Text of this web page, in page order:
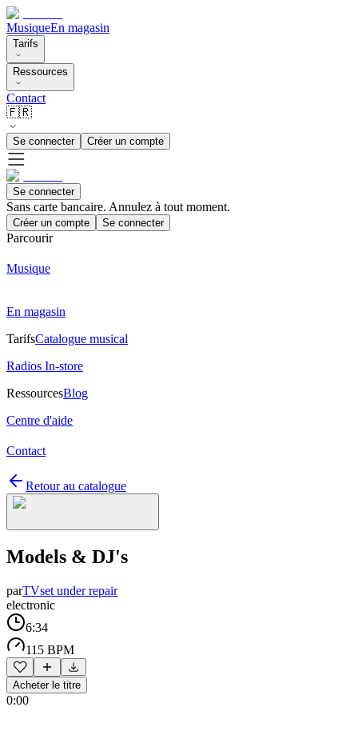
MusiqueEn magasin
Tarifs
Ressources
Contact
🇫🇷
Se connecter Créer un compte
Se connecter
Sans carte bancaire. Annulez à tout moment.
Créer un compte Se connecter
Parcourir
Musique
En magasin
TarifsCatalogue musical
Radios In-store
RessourcesBlog
Centre d'aide
Contact
Retour au catalogue
Models & DJ's
parTVset under repair
electronic
6:34
115 BPM
Acheter le titre
0:00